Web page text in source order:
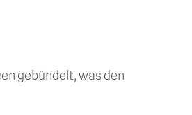
gebündelt, was den